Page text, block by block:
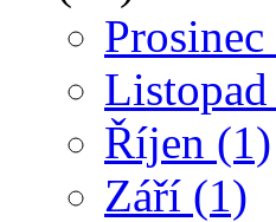
Prosinec
Listopad
Říjen (1)
Září (1)